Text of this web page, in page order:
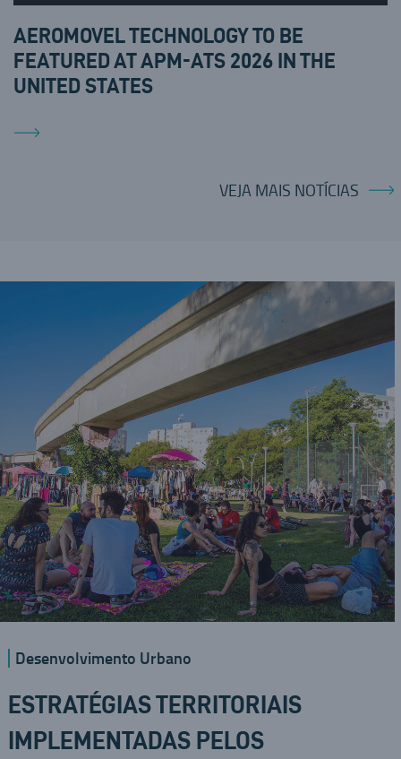
AEROMOVEL TECHNOLOGY TO BE
FEATURED AT APM-ATS 2026 IN THE
UNITED STATES
VEJA MAIS NOTÍCIAS
Desenvolvimento Urbano
ESTRATÉGIAS TERRITORIAIS
IMPLEMENTADAS PELOS